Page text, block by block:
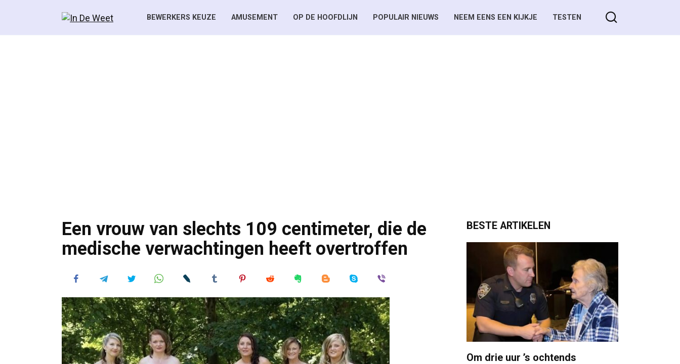
BEWERKERS KEUZE AMUSEMENT OP DE HOOFDLIJN POPULAIR NIEUWS NEEM EENS EEN KIJKJE TESTEN
Een vrouw van slechts 109 centimeter, die de
medische verwachtingen heeft overtroffen
BESTE ARTIKELEN
Om drie uur ’s ochtends